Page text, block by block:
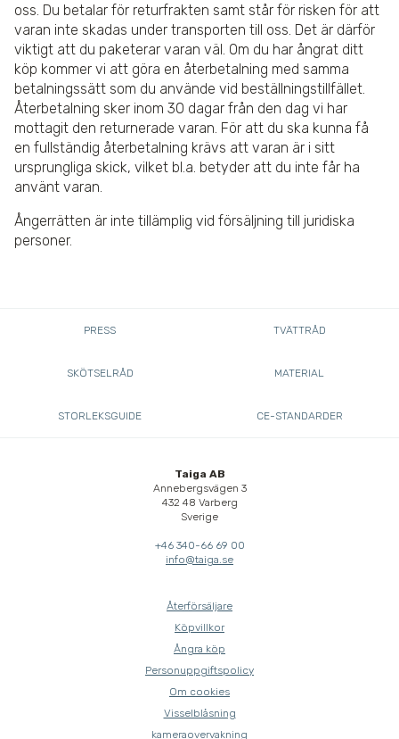
oss. Du betalar för returfrakten samt står för risken för att
varan inte skadas under transporten till oss. Det är därför
viktigt att du paketerar varan väl. Om du har ångrat ditt
köp kommer vi att göra en återbetalning med samma
betalningssätt som du använde vid beställningstillfället.
Återbetalning sker inom 30 dagar från den dag vi har
mottagit den returnerade varan. För att du ska kunna få
en fullständig återbetalning krävs att varan är i sitt
ursprungliga skick, vilket bl.a. betyder att du inte får ha
använt varan.
Ångerrätten är inte tillämplig vid försäljning till juridiska
personer.
PRESS TVÄTTRÅD
SKÖTSELRÅD MATERIAL
STORLEKSGUIDE CE-STANDARDER
Taiga AB
Annebergsvägen 3
432 48 Varberg
Sverige
+46 340-66 69 00
info@taiga.se
Återförsäljare
Köpvillkor
Ångra köp
Personuppgiftspolicy
Om cookies
Visselblåsning
kameraovervakning